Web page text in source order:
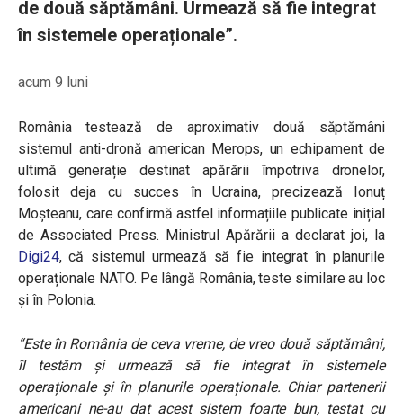
de două săptămâni. Urmează să fie integrat
în sistemele operaționale”.
acum 9 luni
România testează de aproximativ două săptămâni
sistemul anti-dronă american Merops, un echipament de
ultimă generație destinat apărării împotriva dronelor,
folosit deja cu succes în Ucraina, precizează Ionuț
Moșteanu, care confirmă astfel informațiile publicate inițial
de Associated Press. Ministrul Apărării a declarat joi, la
Digi24, că sistemul urmează să fie integrat în planurile
operaționale NATO. Pe lângă România, teste similare au loc
și în Polonia.
“Este în România de ceva vreme, de vreo două săptămâni,
îl testăm și urmează să fie integrat în sistemele
operaționale și în planurile operaționale. Chiar partenerii
americani ne-au dat acest sistem foarte bun, testat cu